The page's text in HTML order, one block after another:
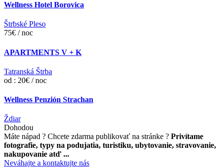
Wellness Hotel Borovica
Štrbské Pleso
75€ / noc
APARTMENTS V + K
Tatranská Štrba
od : 20€ / noc
Wellness Penzión Strachan
Ždiar
Dohodou
Máte nápad ? Chcete zdarma publikovať na stránke ? Privítame
fotografie, typy na podujatia, turistiku, ubytovanie, stravovanie,
nakupovanie atď ...
Neváhajte a kontaktujte nás